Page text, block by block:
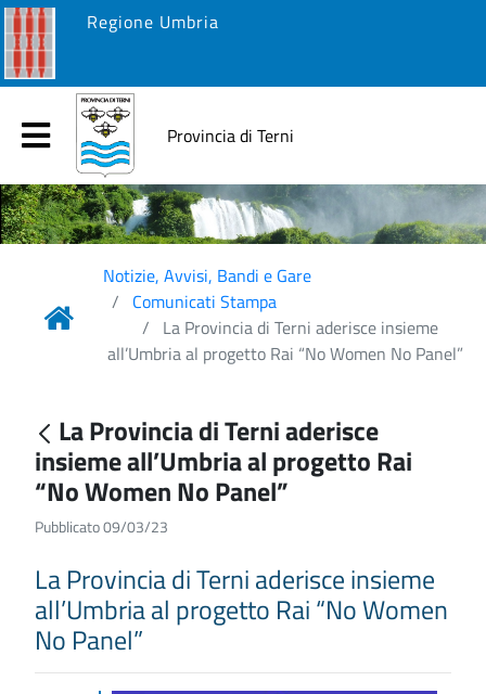
Regione Umbria
Provincia di Terni
Notizie, Avvisi, Bandi e Gare
Comunicati Stampa
La Provincia di Terni aderisce insieme
all’Umbria al progetto Rai “No Women No Panel”
La Provincia di Terni aderisce
insieme all’Umbria al progetto Rai
“No Women No Panel”
Pubblicato 09/03/23
La Provincia di Terni aderisce insieme
all’Umbria al progetto Rai “No Women
No Panel”